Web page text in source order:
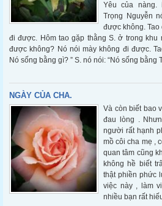
Yêu của nàng.
Trọng Nguyễn
được không. Tao
đi được. Hôm tao gặp thằng S. ở trong khu
được không? Nó nói mày không đi được.
Nó sống bằng gì? ” S. nó nói: “Nó sống bằng
NGÀY CỦA CHA.
Và còn biết bao
đau lòng .
người rất hạnh
mồ côi cha mẹ ,
quan tâm cũng
không hề biết
thật phiền phức
việc này , làm
nhiều bạn rất